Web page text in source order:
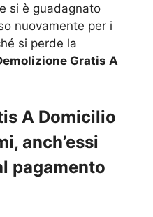
si è guadagnato
nuovamente per i
si perde la
Gratis A
A Domicilio
anch’essi
pagamento